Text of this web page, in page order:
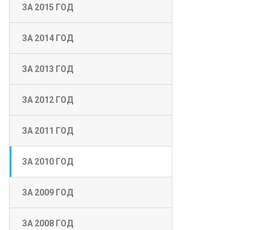
ЗА 2015 ГОД
ЗА 2014 ГОД
ЗА 2013 ГОД
ЗА 2012 ГОД
ЗА 2011 ГОД
ЗА 2010 ГОД
ЗА 2009 ГОД
ЗА 2008 ГОД